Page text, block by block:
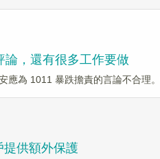
論，還有很多工作要做
為 1011 暴跌擔責的言論不合理
供額外保護